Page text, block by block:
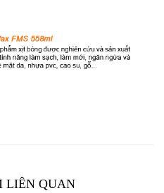
LIÊN QUAN